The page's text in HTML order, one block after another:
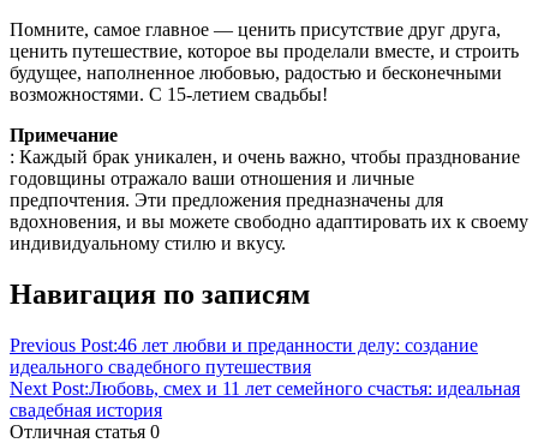
Помните, самое главное — ценить присутствие друг друга,
ценить путешествие, которое вы проделали вместе, и строить
будущее, наполненное любовью, радостью и бесконечными
возможностями. С 15-летием свадьбы!
Примечание
: Каждый брак уникален, и очень важно, чтобы празднование
годовщины отражало ваши отношения и личные
предпочтения. Эти предложения предназначены для
вдохновения, и вы можете свободно адаптировать их к своему
индивидуальному стилю и вкусу.
Навигация по записям
Previous Post:46 лет любви и преданности делу: создание
идеального свадебного путешествия
Next Post:Любовь, смех и 11 лет семейного счастья: идеальная
свадебная история
Отличная статья 0